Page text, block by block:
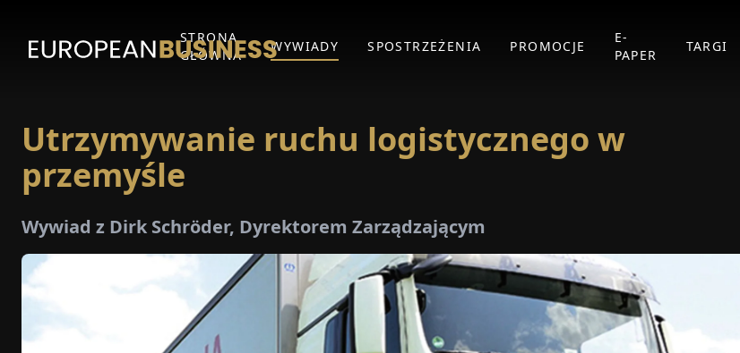
STRONA
GŁÓWNA
WYWIADY SPOSTRZEŻENIA PROMOCJE
E-
PAPER
TARGI
Utrzymywanie ruchu logistycznego w
przemyśle
Wywiad z Dirk Schröder, Dyrektorem Zarządzającym